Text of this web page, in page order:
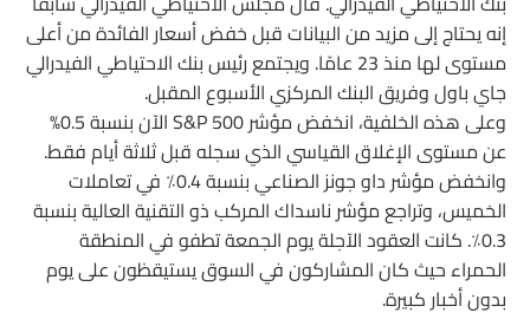
إنه يحتاج إلى مزيد من البيانات قبل خفض أسعار الفائدة من أعلى
مستوى لها منذ 23 عامًا. ويجتمع رئيس بنك الاحتياطي الفيدرالي
جاي باول وفريق البنك المركزي الأسبوع المقبل.
وعلى هذه الخلفية، انخفض مؤشر S&P 500 الآن بنسبة 0.5%
عن مستوى الإغلاق القياسي الذي سجله قبل ثلاثة أيام فقط.
وانخفض مؤشر داو جونز الصناعي بنسبة 0.4٪ في تعاملات
الخميس، وتراجع مؤشر ناسداك المركب ذو التقنية العالية بنسبة
0.3٪. كانت العقود الآجلة يوم الجمعة تطفو في المنطقة
الحمراء حيث كان المشاركون في السوق يستيقظون على يوم
بدون أخبار كبيرة.